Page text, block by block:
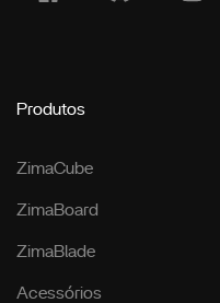
Produtos
ZimaCube
ZimaBoard
ZimaBlade
Acessórios